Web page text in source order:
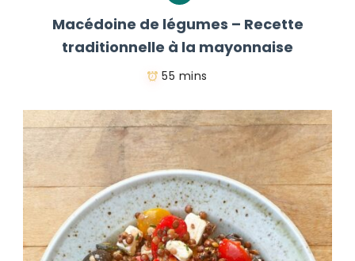
Macédoine de légumes – Recette
traditionnelle à la mayonnaise
55 mins